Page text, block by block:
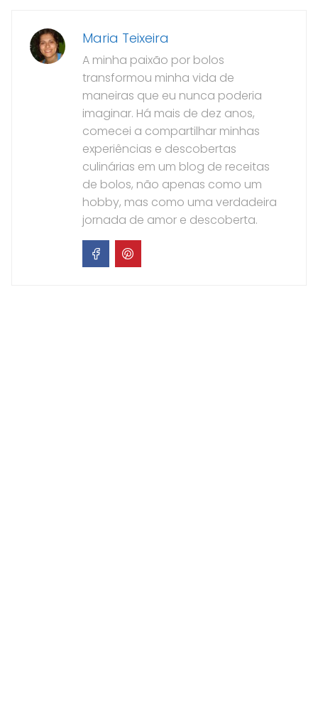
Maria Teixeira
A minha paixão por bolos
transformou minha vida de
maneiras que eu nunca poderia
imaginar. Há mais de dez anos,
comecei a compartilhar minhas
experiências e descobertas
culinárias em um blog de receitas
de bolos, não apenas como um
hobby, mas como uma verdadeira
jornada de amor e descoberta.